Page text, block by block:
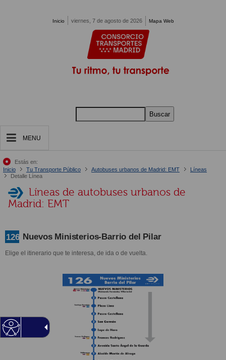
Inicio viernes, 7 de agosto de 2026 Mapa Web
Buscar
MENU
Estás en:
Inicio
Tu Transporte Público Autobuses urbanos de Madrid: EMT
Líneas
Detalle Línea
Líneas de autobuses urbanos de
Madrid: EMT
126 Nuevos Ministerios-Barrio del Pilar
Elige el itinerario que te interesa, de ida o de vuelta.